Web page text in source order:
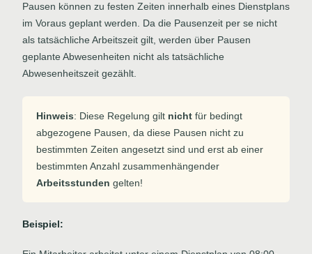
Pausen können zu festen Zeiten innerhalb eines Dienstplans
im Voraus geplant werden. Da die Pausenzeit per se nicht
als tatsächliche Arbeitszeit gilt, werden über Pausen
geplante Abwesenheiten nicht als tatsächliche
Abwesenheitszeit gezählt.
Hinweis: Diese Regelung gilt nicht für bedingt
abgezogene Pausen, da diese Pausen nicht zu
bestimmten Zeiten angesetzt sind und erst ab einer
bestimmten Anzahl zusammenhängender
Arbeitsstunden gelten!
Beispiel: